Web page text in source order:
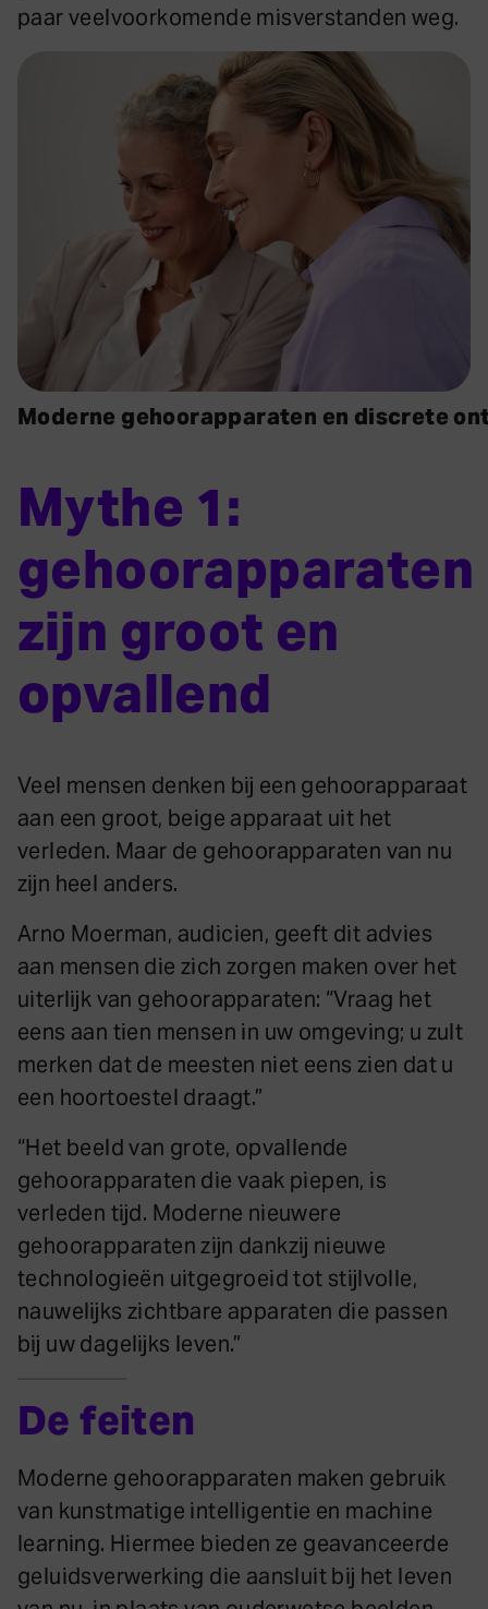
paar veelvoorkomende misverstanden weg.
Moderne gehoorapparaten en discrete
Mythe 1:
gehoorapparaten
zijn groot en
opvallend
Veel mensen denken bij een gehoorapparaat
aan een groot, beige apparaat uit het
verleden. Maar de gehoorapparaten van nu
zijn heel anders.
Arno Moerman, audicien, geeft dit advies
aan mensen die zich zorgen maken over het
uiterlijk van gehoorapparaten: “Vraag het
eens aan tien mensen in uw omgeving; u zult
merken dat de meesten niet eens zien dat u
een hoortoestel draagt.”
“Het beeld van grote, opvallende
gehoorapparaten die vaak piepen, is
verleden tijd. Moderne nieuwere
gehoorapparaten zijn dankzij nieuwe
technologieën uitgegroeid tot stijlvolle,
nauwelijks zichtbare apparaten die passen
bij uw dagelijks leven.”
De feiten
Moderne gehoorapparaten maken gebruik
van kunstmatige intelligentie en machine
learning. Hiermee bieden ze geavanceerde
geluidsverwerking die aansluit bij het leven